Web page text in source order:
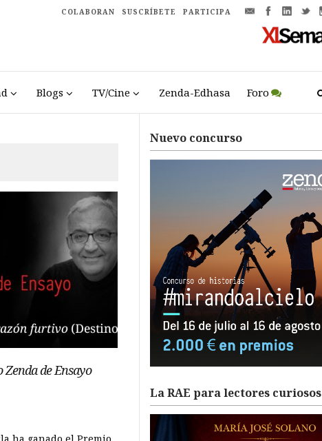
COLABORAN SUSCRÍBETE PARTICIPA
Blogs TV/Cine Zenda-Edhasa Foro
de Ensayo
Nuevo concurso
La RAE para lectores curiosos